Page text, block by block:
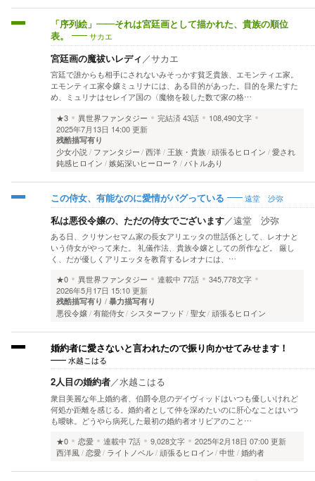
「序列絵」――それは宮廷画として描かれた、貴族の順位
表。
サカエ
宮廷画の魔祓いレディ ／サカエ
宮廷で誰からも相手にされないみそっかす貧乏貴族、エモンティエ家。
エモンティエ家令嬢ミュリナには、ある目的があった。目的を果たすた
め、ミュリナはセレイア国の〈魔物を殺した数で家の格…
★3
異世界ファンタジー 完結済43話
108,490文字
2025年7月13日 14:00 更新
残酷描写有り
少女小説 ファンタジー 西洋 王族・貴族 頑張るヒロイン
愛され
鈍感ヒロイン
嫉妬深いヒーロー？ バトルあり
この侍女、有能なのに愛情がバグっている 遠堂 沙弥
私は悪役令嬢の、ただの侍女でございます／遠堂 沙弥
ある日、クリサンセマム家の長女アリエッタの世話係として、レオナと
いう侍女がやって来た。 礼儀作法、貴族令嬢としての所作など。 厳し
く、だが優しくアリエッタを教育するレオナには、…
★0
異世界ファンタジー 連載中 77話
345,778文字
2026年5月17日 15:10 更新
残酷描写有り 暴力描写有り
悪役令嬢 有能侍女 シスターフッド 聖女 頑張るヒロイン
婚約者に愛さないと言われたので振り向かせてみせます！
水越こはる
2人目の婚約者／水越こはる
衆目美麗な年上婚約者、伯爵令息のデイヴィッドはいつも優しいけれど
何処か距離を感じる。婚約者として仲を深めたいのに肝心なことはいつ
も曖昧。どうやら病死した最初の婚約者オリビアのこと…
★0
恋愛 連載中 7話 9,028文字
2025年2月18日 07:00 更新
西洋風
恋愛 ライトノベル 頑張るヒロイン 中世 婚約者